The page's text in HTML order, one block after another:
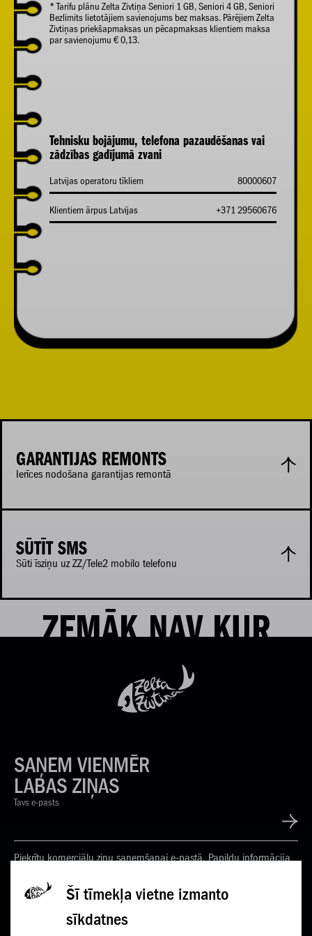
Šī tīmekļa vietne izmanto
sīkdatnes
* Tarifu plānu Zelta Zivtiņa Seniori 1 GB, Seniori 4 GB, Seniori
Bezlimits lietotājiem savienojums bez maksas. Pārējiem Zelta
Zivtiņas priekšapmaksas un pēcapmaksas klientiem maksa
par savienojumu € 0,13.
Tehnisku bojājumu, telefona pazaudēšanas vai
zādzības gadījumā zvani
Latvijas operatoru tīkliem 80000607
Klientiem ārpus Latvijas +371 29560676
GARANTIJAS REMONTS
Ierīces nodošana garantijas remontā
SŪTĪT SMS
Sūti īsziņu uz ZZ/Tele2 mobilo telefonu
ZEMĀK NAV KUR
SAŅEM VIENMĒR
LABAS ZIŅAS
Tavs e-pasts
Piekrītu komerciālu ziņu saņemšanai e-pastā. Papildu informācija